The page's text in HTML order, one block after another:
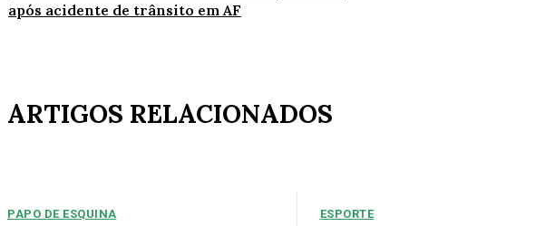
após acidente de trânsito em AF
ARTIGOS RELACIONADOS
PAPO DE ESQUINA ESPORTE